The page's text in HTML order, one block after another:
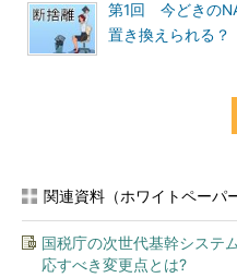
第1回 今どきの
置き換えられる？
関連資料（ホワイトペーパー
国税庁の次世代基幹システ
応すべき変更点とは?